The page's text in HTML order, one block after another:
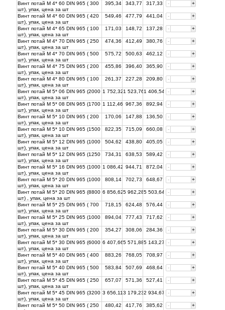
Винт потай М 4* 60 DIN 965 ( 300
шт), упак, цена за шт
395,34 343,77 317,33 - +
Винт потай М 4* 60 DIN 965 ( 420
шт), упак, цена за шт
549,46 477,79 441,04 - +
Винт потай М 4* 65 DIN 965 ( 100
шт), упак, цена за шт
171,03 148,72 137,28 - +
Винт потай М 4* 70 DIN 965 ( 250
шт), упак, цена за шт
474,36 412,49 380,76 - +
Винт потай М 4* 70 DIN 965 ( 500
шт), упак, цена за шт
575,72 500,63 462,12 - +
Винт потай М 4* 75 DIN 965 ( 200
шт), упак, цена за шт
455,86 396,40 365,90 - +
Винт потай М 4* 80 DIN 965 ( 100
шт), упак, цена за шт
261,37 227,28 209,80 - +
Винт потай М 5* 06 DIN 965 (2000
шт), упак, цена за шт
1 752,321 523,761 406,54 - +
Винт потай М 5* 08 DIN 965 (1700
шт), упак, цена за шт
1 112,46 967,36 892,94 - +
Винт потай М 5* 10 DIN 965 ( 200
шт), упак, цена за шт
170,06 147,88 136,50 - +
Винт потай М 5* 10 DIN 965 (1500
шт), упак, цена за шт
822,35 715,09 660,08 - +
Винт потай М 5* 12 DIN 965 (1000
шт), упак, цена за шт
504,62 438,80 405,05 - +
Винт потай М 5* 12 DIN 965 (1250
шт), упак, цена за шт
734,31 638,53 589,42 - +
Винт потай М 5* 16 DIN 965 (1000
шт), упак, цена за шт
1 086,42 944,71 872,04 - +
Винт потай М 5* 20 DIN 965 (1000
шт), упак, цена за шт
808,14 702,73 648,67 - +
Винт потай М 5* 20 DIN 965 (8800
шт) , упак, цена за шт
6 856,625 962,285 503,64 - +
Винт потай М 5* 25 DIN 965 ( 700
шт), упак, цена за шт
718,15 624,48 576,44 - +
Винт потай М 5* 25 DIN 965 (1000
шт), упак, цена за шт
894,04 777,43 717,62 - +
Винт потай М 5* 30 DIN 965 ( 200
шт), упак, цена за шт
354,27 308,06 284,36 - +
Винт потай М 5* 30 DIN 965 (6000
шт), упак, цена за шт
6 407,665 571,885 143,27 - +
Винт потай М 5* 40 DIN 965 ( 400
шт), упак, цена за шт
883,26 768,05 708,97 - +
Винт потай М 5* 40 DIN 965 ( 500
шт), упак, цена за шт
583,84 507,69 468,64 - +
Винт потай М 5* 45 DIN 965 ( 250
шт), упак, цена за шт
657,07 571,36 527,41 - +
Винт потай М 5* 45 DIN 965 (3200
шт), упак, цена за шт
3 656,113 179,232 934,67 - +
Винт потай М 5* 50 DIN 965 ( 250
480,42 417,76 385,62 - +